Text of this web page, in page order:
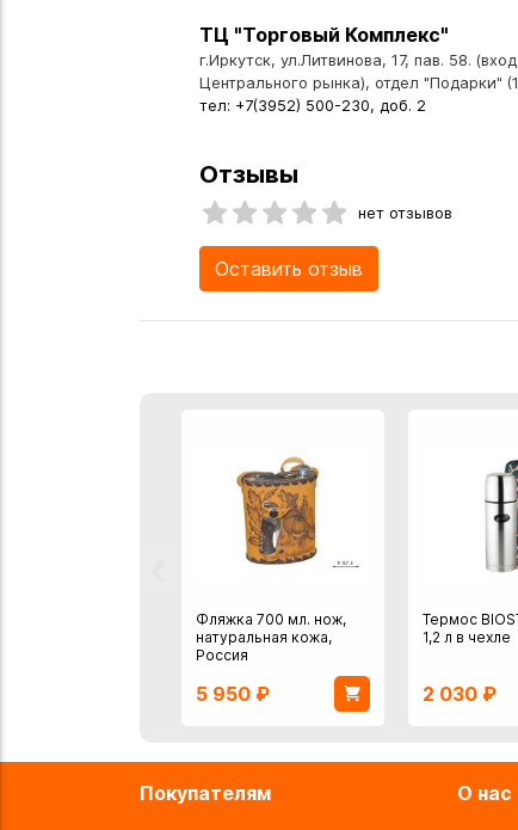
ТЦ "Торговый Комплекс"
г.Иркутск, ул.Литвинова, 17, пав. 58.
Центрального рынка), отдел "Подарки"
тел: +7(3952) 500-230, доб. 2
Отзывы
нет отзывов
Оставить отзыв
Фляжка 700 мл. нож,
натуральная кожа,
Россия
5 950 ₽
Термос
1,2 л в чехле
2 030 ₽
Покупателям О нас